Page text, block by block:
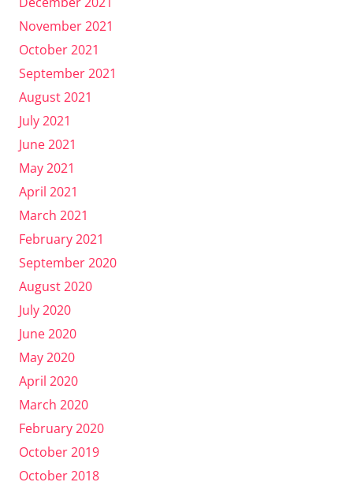
November 2021
October 2021
September 2021
August 2021
July 2021
June 2021
May 2021
April 2021
March 2021
February 2021
September 2020
August 2020
July 2020
June 2020
May 2020
April 2020
March 2020
February 2020
October 2019
October 2018